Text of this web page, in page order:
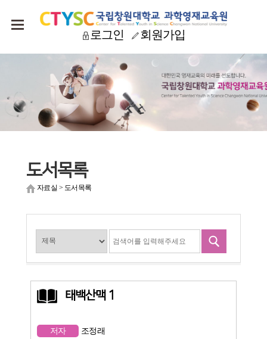
로그인 회원가입
도서목록
자료실 > 도서목록
태백산맥 1
저자
조정래